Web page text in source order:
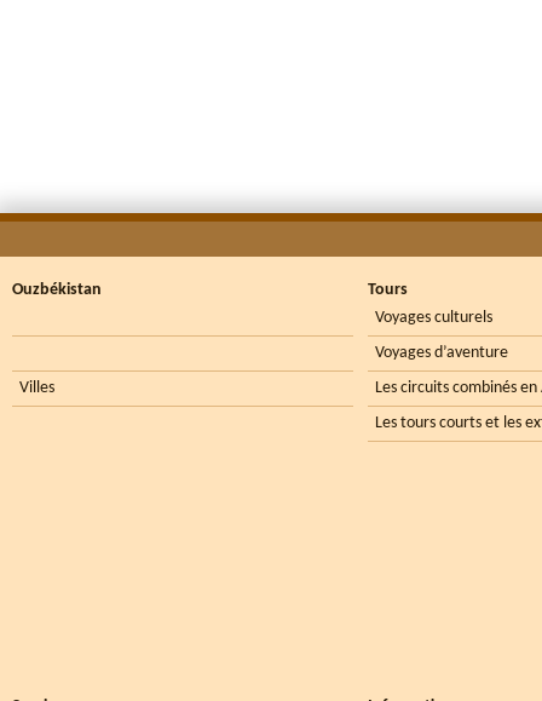
Ouzbékistan
Villes
Tours
Voyages culturels
Voyages d’aventure
Les circuits combinés
Les tours courts et les